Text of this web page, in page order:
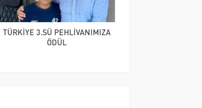
TÜRKİYE 3.SÜ PEHLİVANIMIZA
ÖDÜL